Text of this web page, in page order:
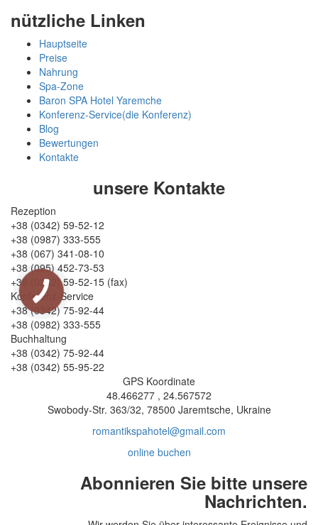
nützliche Linken
Hauptseite
Preise
Nahrung
Spa-Zone
Baron SPA Hotel Yaremche
Konferenz-Service(die Konferenz)
Blog
Bewertungen
Kontakte
unsere Kontakte
Rezeption
+38 (0342) 59-52-12
+38 (0987) 333-555
+38 (067) 341-08-10
+38 (095) 452-73-53
+38 (0342) 59-52-15 (fax)
Konferenz-Service
+38 (0342) 75-92-44
+38 (0982) 333-555
Buchhaltung
+38 (0342) 75-92-44
+38 (0342) 55-95-22
GPS Koordinate
48.466277 , 24.567572
Swobody-Str. 363/32, 78500 Jaremtsche, Ukraine
romantikspahotel@gmail.com
online buchen
Abonnieren Sie bitte unsere
Nachrichten.